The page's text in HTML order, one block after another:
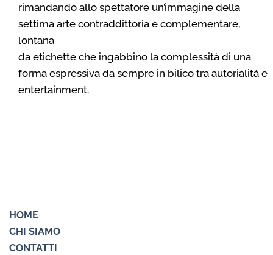
rimandando allo spettatore un’immagine della
settima arte contraddittoria e complementare,
lontana
da etichette che ingabbino la complessità di una
forma espressiva da sempre in bilico tra autorialità e
entertainment.
HOME
CHI SIAMO
CONTATTI